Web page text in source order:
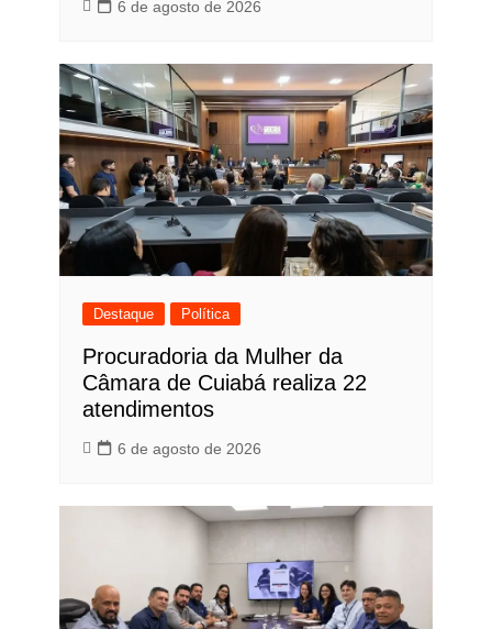
6 de agosto de 2026
Destaque Política
Procuradoria da Mulher da
Câmara de Cuiabá realiza 22
atendimentos
6 de agosto de 2026